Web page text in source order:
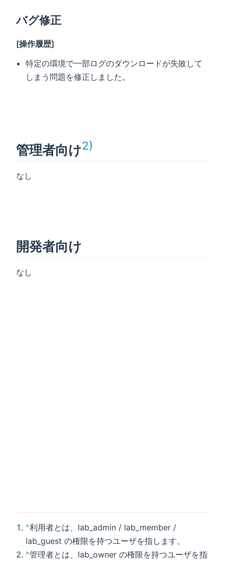
バグ修正
[操作履歴]
特定の環境で一部ログのダウンロードが失敗して
しまう問題を修正しました。
管理者向け2)
なし
開発者向け
なし
^利用者とは、lab_admin / lab_member /
lab_guest の権限を持つユーザを指します。
^管理者とは、lab_owner の権限を持つユーザを指